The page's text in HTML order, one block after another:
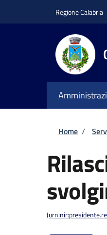
Regione Calabria
Home /
(